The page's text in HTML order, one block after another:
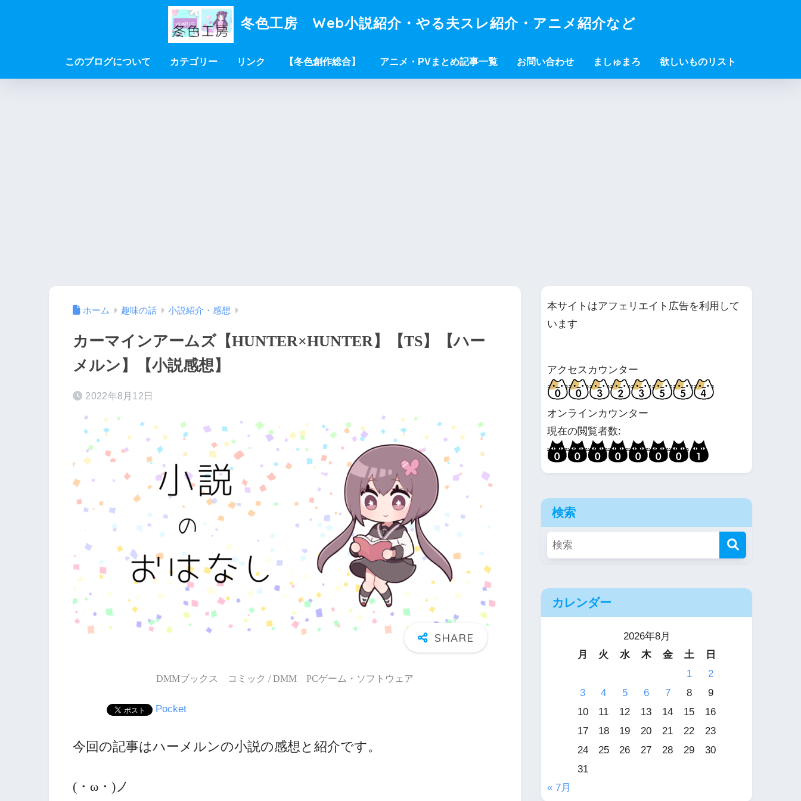
冬色工房 Web小説紹介・やる夫スレ紹介・アニメ紹介など
このブログについて カテゴリー リンク 【冬色創作総合】 アニメ・PVまとめ記事一覧 お問い合わせ ましゅまろ 欲しいものリスト
ホーム 趣味の話 小説紹介・感想
カーマインアームズ【HUNTER×HUNTER】【TS】【ハー
メルン】【小説感想】
2022年8月12日
DMMブックス コミック / DMM PCゲーム・ソフトウェア
Pocket
今回の記事はハーメルンの小説の感想と紹介です。
(・ω・)ノ
本サイトはアフェリエイト広告を利用して
います
アクセスカウンター
オンラインカウンター
現在の閲覧者数:
検索
カレンダー
2026年8月
月
火 水 木 金 土
日
1
2
3
4 5 6 7 8
9
10
11 12 13 14 15
16
17
18 19 20 21 22
23
24
25 26 27 28 29
30
31
« 7月